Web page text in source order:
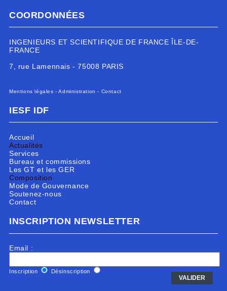
COORDONNÉES
INGENIEURS ET SCIENTIFIQUE DE FRANCE ÎLE-DE-
FRANCE
7, rue Lamennais - 75008 PARIS
Mentions légales -Administration - Contact
IESF IDF
Accueil
Actualités
Services
Bureau et commissions
Les GT et les GER
Composition
Mode de Gouvernance
Soutenez-nous
Contact
INSCRIPTION NEWSLETTER
Email :
Inscription Désinscription